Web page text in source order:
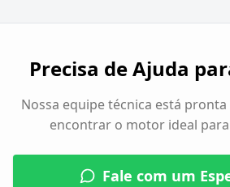
Precisa de Ajuda
Nossa equipe técnica está
encontrar o motor ideal
Fale com um